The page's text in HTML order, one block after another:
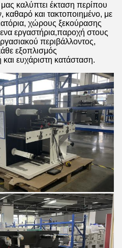
καλύπτει έκταση περίπου
και τακτοποιημένο, με
χώρους ξεκούρασης
εργαστήρια,παροχή στους
περιβάλλοντος,
εξοπλισμός
ευχάριστη κατάσταση.